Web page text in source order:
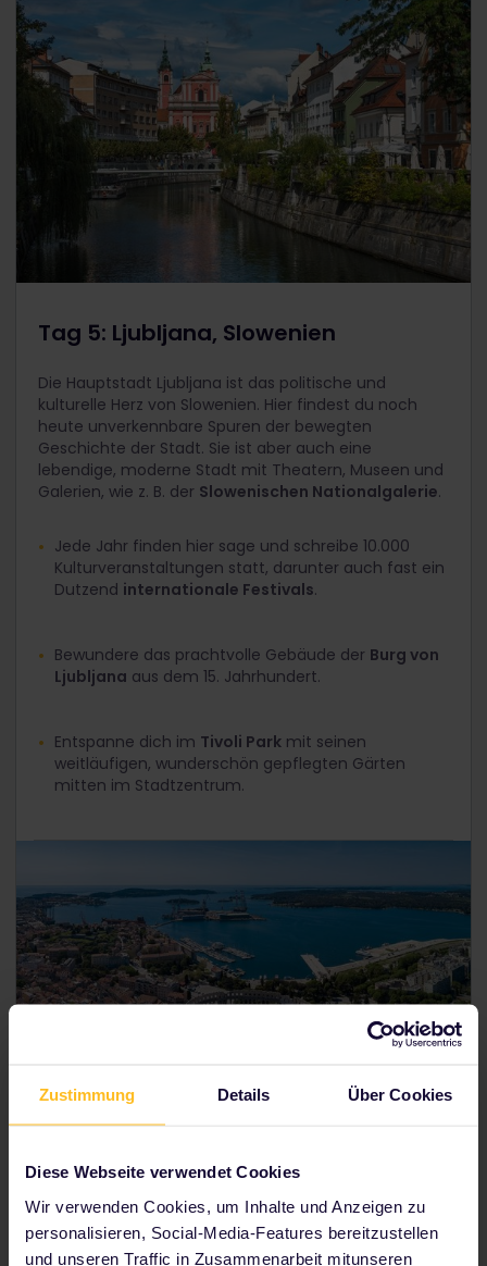
Zustimmung Details Über Cookies
Diese Webseite verwendet Cookies
Wir verwenden Cookies, um Inhalte und Anzeigen zu
personalisieren, Social-Media-Features bereitzustellen
und unseren Traffic in Zusammenarbeit mitunseren
Tag 5: Ljubljana, Slowenien
Die Hauptstadt Ljubljana ist das politische und
kulturelle Herz von Slowenien. Hier findest du noch
heute unverkennbare Spuren der bewegten
Geschichte der Stadt. Sie ist aber auch eine
lebendige, moderne Stadt mit Theatern, Museen und
Galerien, wie z. B. der Slowenischen Nationalgalerie.
Jede Jahr finden hier sage und schreibe 10.000
Kulturveranstaltungen statt, darunter auch fast ein
Dutzend internationale Festivals.
Bewundere das prachtvolle Gebäude der Burg von
Ljubljana aus dem 15. Jahrhundert.
Entspanne dich im Tivoli Park mit seinen
weitläufigen, wunderschön gepflegten Gärten
mitten im Stadtzentrum.
Tag 6 ––7: Pula, Kroatien
Pula ist das versteckte Juwel Kroatiens. In dieser
Küstenstadt befindet sich eines der wenigen noch